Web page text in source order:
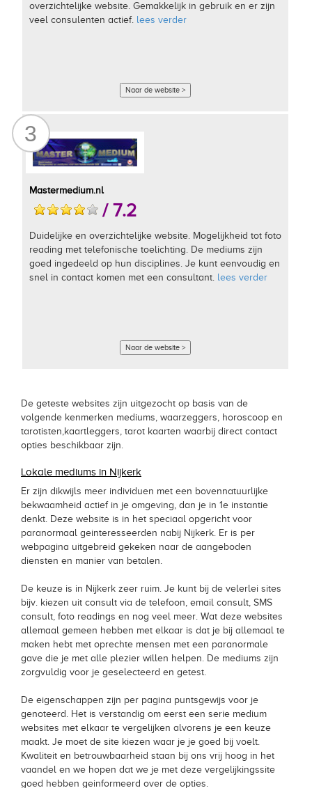
overzichtelijke website. Gemakkelijk in gebruik en er zijn
veel consulenten actief. lees verder
Naar de website >
3
Mastermedium.nl
/ 7.2
Duidelijke en overzichtelijke website. Mogelijkheid tot foto
reading met telefonische toelichting. De mediums zijn
goed ingedeeld op hun disciplines. Je kunt eenvoudig en
snel in contact komen met een consultant. lees verder
Naar de website >
De geteste websites zijn uitgezocht op basis van de
volgende kenmerken mediums, waarzeggers, horoscoop en
tarotisten,kaartleggers, tarot kaarten waarbij direct contact
opties beschikbaar zijn.
Lokale mediums in Nijkerk
Er zijn dikwijls meer individuen met een bovennatuurlijke
bekwaamheid actief in je omgeving, dan je in 1e instantie
denkt. Deze website is in het speciaal opgericht voor
paranormaal geinteresseerden nabij Nijkerk. Er is per
webpagina uitgebreid gekeken naar de aangeboden
diensten en manier van betalen.
De keuze is in Nijkerk zeer ruim. Je kunt bij de velerlei sites
bijv. kiezen uit consult via de telefoon, email consult, SMS
consult, foto readings en nog veel meer. Wat deze websites
allemaal gemeen hebben met elkaar is dat je bij allemaal te
maken hebt met oprechte mensen met een paranormale
gave die je met alle plezier willen helpen. De mediums zijn
zorgvuldig voor je geselecteerd en getest.
De eigenschappen zijn per pagina puntsgewijs voor je
genoteerd. Het is verstandig om eerst een serie medium
websites met elkaar te vergelijken alvorens je een keuze
maakt. Je moet de site kiezen waar je je goed bij voelt.
Kwaliteit en betrouwbaarheid staan bij ons vrij hoog in het
vaandel en we hopen dat we je met deze vergelijkingssite
goed hebben geinformeerd over de opties.